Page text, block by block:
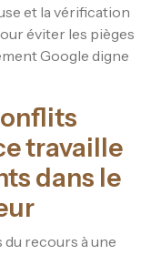
et la vérification
éviter les pièges
Google digne
travaille
dans le
recours à une